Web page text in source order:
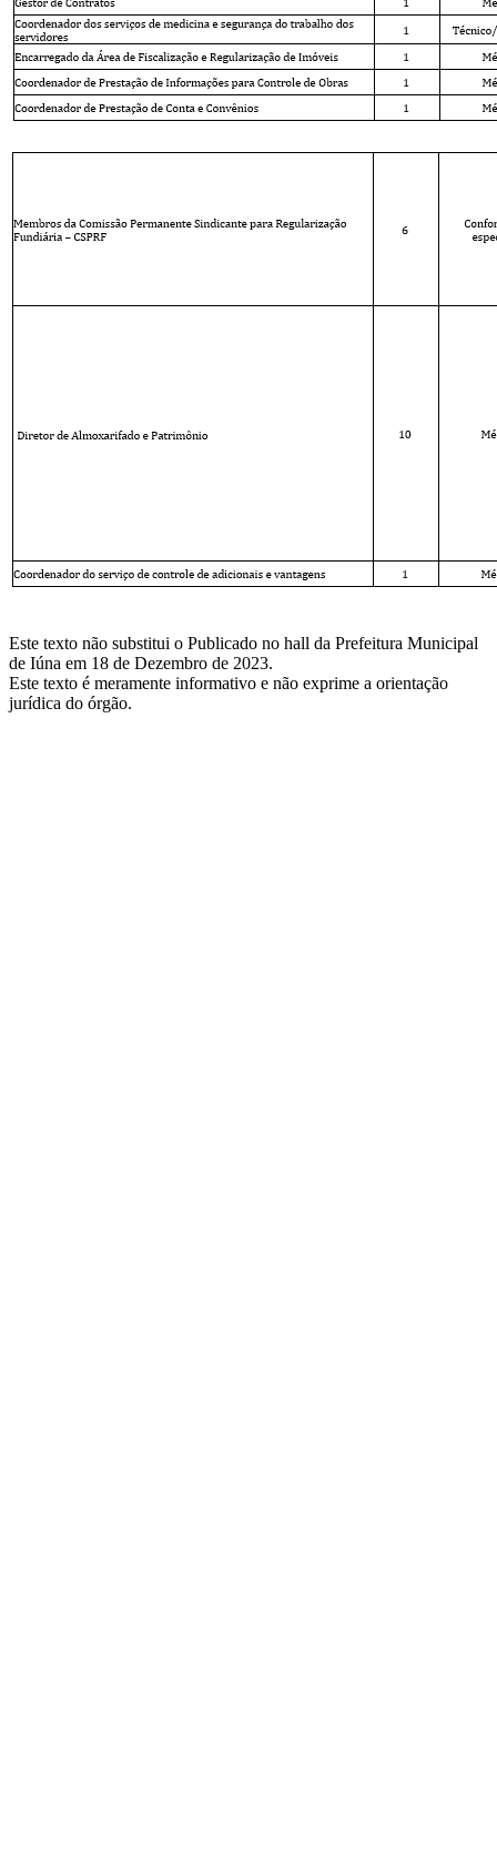
Este texto não substitui o Publicado no hall da Prefeitura Municipal
de Iúna em 18 de Dezembro de 2023.
Este texto é meramente informativo e não exprime a orientação
jurídica do órgão.